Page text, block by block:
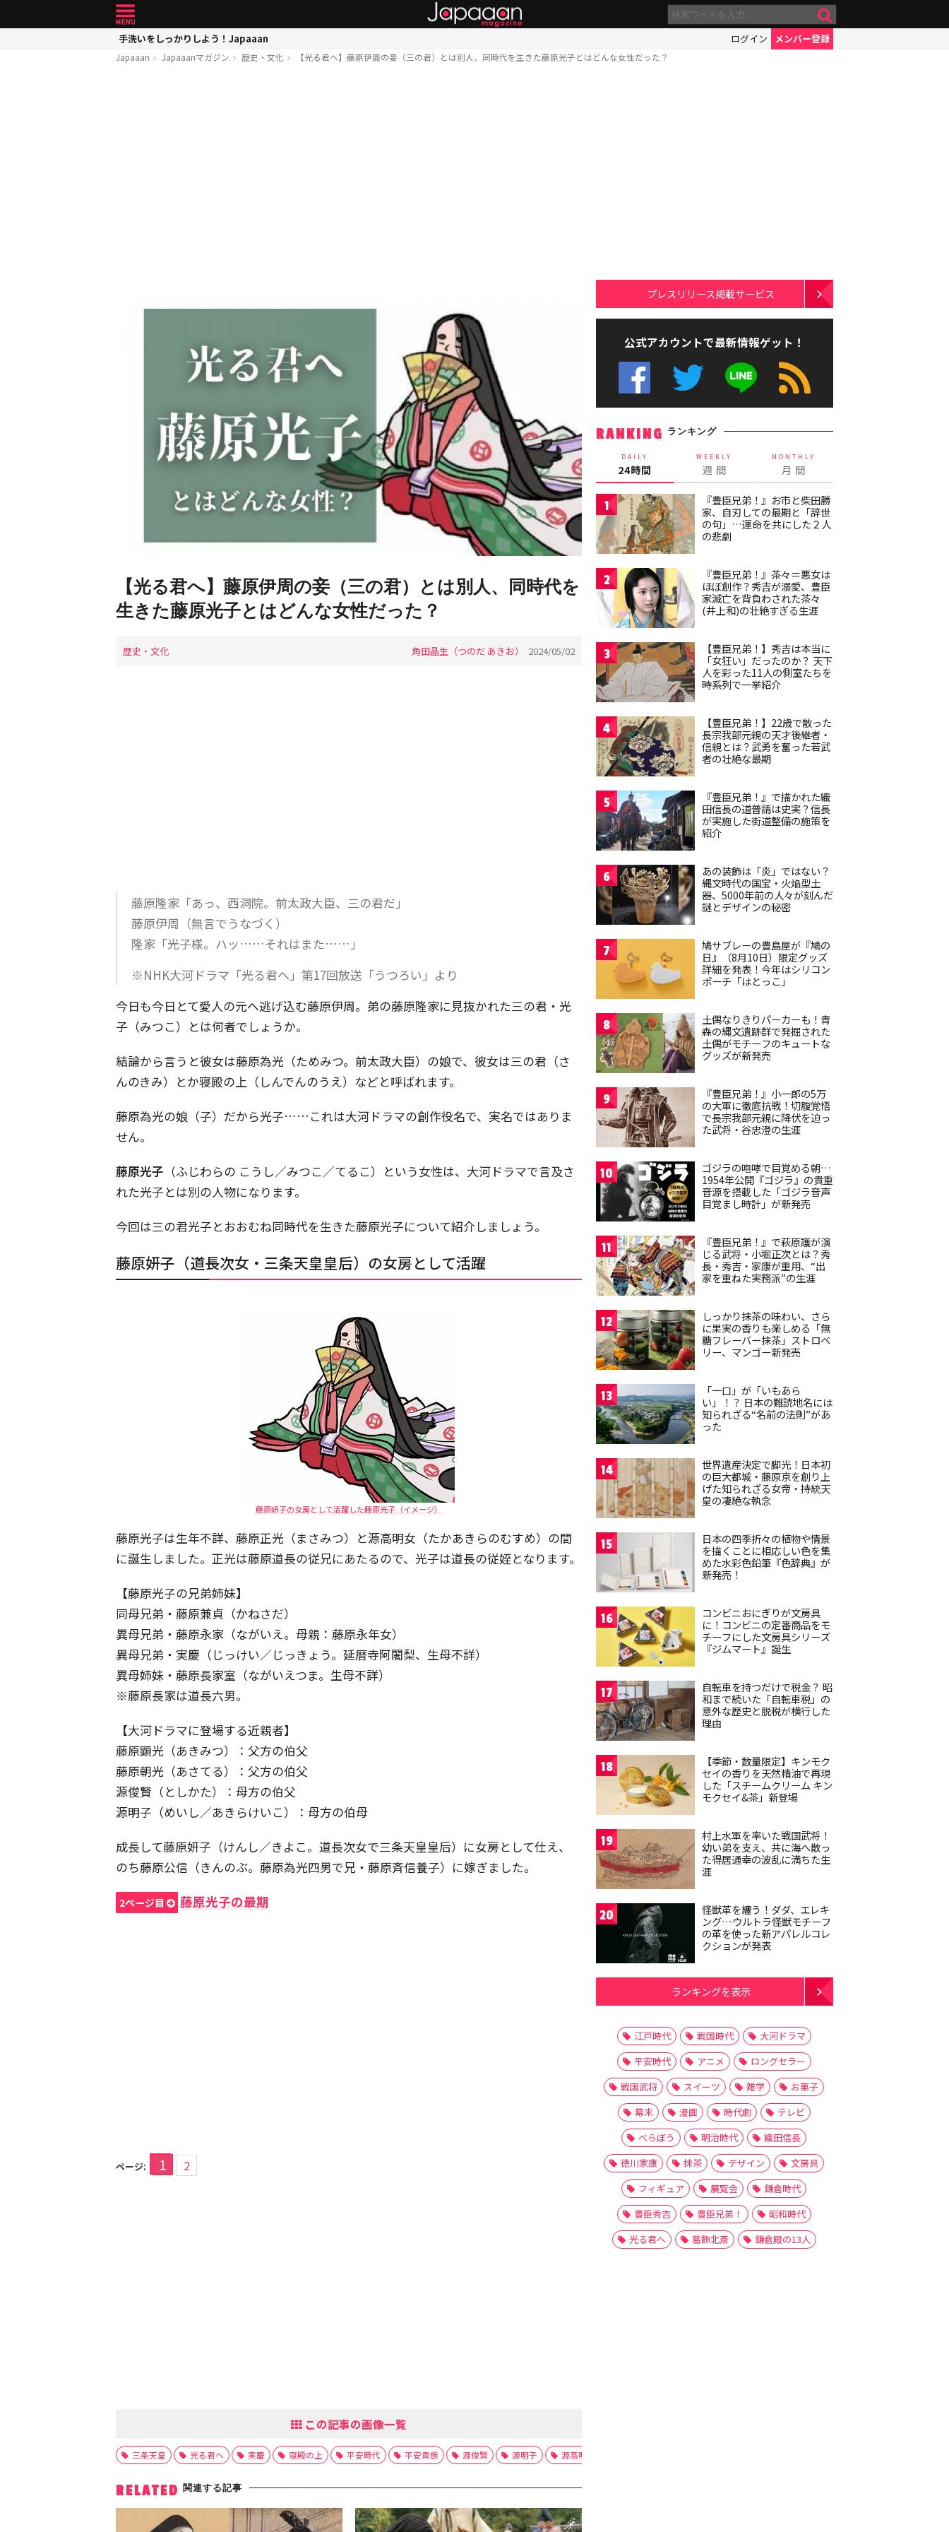
手洗いをしっかりしよう！Japaaan ログイン メンバー登録
Japaaan Japaaanマガジン 歴史・文化 【光る君へ】藤原伊周の妾（三の君）とは別人、同時代を生きた藤原光子とはどんな女性だった？
【光る君へ】藤原伊周の妾（三の君）とは別人、同時代を
生きた藤原光子とはどんな女性だった？
歴史・文化 角田晶生（つのだ あきお） 2024/05/02
藤原隆家「あっ、西洞院。前太政大臣、三の君だ」
藤原伊周（無言でうなづく）
隆家「光子様。ハッ……それはまた……」
※NHK大河ドラマ「光る君へ」第17回放送「うつろい」より
今日も今日とて愛人の元へ逃げ込む藤原伊周。弟の藤原隆家に見抜かれた三の君・光
子（みつこ）とは何者でしょうか。
結論から言うと彼女は藤原為光（ためみつ。前太政大臣）の娘で、彼女は三の君（さ
んのきみ）とか寝殿の上（しんでんのうえ）などと呼ばれます。
藤原為光の娘（子）だから光子……これは大河ドラマの創作役名で、実名ではありま
せん。
藤原光子 （ふじわらの こうし／みつこ／てるこ）という女性は、大河ドラマで言及さ
れた光子とは別の人物になります。
今回は三の君光子とおおむね同時代を生きた藤原光子について紹介しましょう。
藤原妍子（道長次女・三条天皇皇后）の女房として活躍
藤原妍子の女房として活躍した藤原光子（イメージ）
藤原光子は生年不詳、藤原正光（まさみつ）と源高明女（たかあきらのむすめ）の間
に誕生しました。正光は藤原道長の従兄にあたるので、光子は道長の従姪となります。
【藤原光子の兄弟姉妹】
同母兄弟・藤原兼貞（かねさだ）
異母兄弟・藤原永家（ながいえ。母親：藤原永年女）
異母兄弟・実慶（じっけい／じっきょう。延暦寺阿闍梨、生母不詳）
異母姉妹・藤原長家室（ながいえつま。生母不詳）
※藤原長家は道長六男。
【大河ドラマに登場する近親者】
藤原顕光（あきみつ）：父方の伯父
藤原朝光（あさてる）：父方の伯父
源俊賢（としかた）：母方の伯父
源明子（めいし／あきらけいこ）：母方の伯母
成長して藤原妍子（けんし／きよこ。道長次女で三条天皇皇后）に女房として仕え、
のち藤原公信（きんのぶ。藤原為光四男で兄・藤原斉信養子）に嫁ぎました。
2ページ目 藤原光子の最期
ページ: 1 2
この記事の画像一覧
三条天皇 光る君へ 実慶 寝殿の上 平安時代 平安貴族 源俊賢 源明子 源高明女
RELATED 関連する記事
プレスリリース掲載サービス
公式アカウントで最新情報ゲット！
RANKING ランキング
DAILY
24時間
WEEKLY
週 間
MONTHLY
月 間
1
『豊臣兄弟！』お市と柴田勝
家、自刃しての最期と「辞世
の句」…運命を共にした２人
の悲劇
2
『豊臣兄弟！』茶々＝悪女は
ほぼ創作？秀吉が溺愛、豊臣
家滅亡を背負わされた茶々
(井上和)の壮絶すぎる生涯
3
【豊臣兄弟！】秀吉は本当に
「女狂い」だったのか？ 天下
人を彩った11人の側室たちを
時系列で一挙紹介
4
【豊臣兄弟！】22歳で散った
長宗我部元親の天才後継者・
信親とは？武勇を奮った若武
者の壮絶な最期
5
『豊臣兄弟！』で描かれた織
田信長の道普請は史実？信長
が実施した街道整備の施策を
紹介
6
あの装飾は「炎」ではない？
縄文時代の国宝・火焔型土
器、5000年前の人々が刻んだ
謎とデザインの秘密
7
鳩サブレーの豊島屋が『鳩の
日』（8月10日）限定グッズ
詳細を発表！今年はシリコン
ポーチ「はとっこ」
8
土偶なりきりパーカーも！青
森の縄文遺跡群で発掘された
土偶がモチーフのキュートな
グッズが新発売
9
『豊臣兄弟！』小一郎の5万
の大軍に徹底抗戦！切腹覚悟
で長宗我部元親に降伏を迫っ
た武将・谷忠澄の生涯
10
ゴジラの咆哮で目覚める朝…
1954年公開『ゴジラ』の貴重
音源を搭載した「ゴジラ音声
目覚まし時計」が新発売
11
『豊臣兄弟！』で萩原護が演
じる武将・小堀正次とは？秀
長・秀吉・家康が重用、“出
家を重ねた実務派”の生涯
12
しっかり抹茶の味わい、さら
に果実の香りも楽しめる「無
糖フレーバー抹茶」ストロベ
リー、マンゴー新発売
13
「一口」が「いもあら
い」！？ 日本の難読地名には
知られざる“名前の法則”があ
った
14
世界遺産決定で脚光！日本初
の巨大都城・藤原京を創り上
げた知られざる女帝・持統天
皇の凄絶な執念
15
日本の四季折々の植物や情景
を描くことに相応しい色を集
めた水彩色鉛筆『色辞典』が
新発売！
16
コンビニおにぎりが文房具
に！コンビニの定番商品をモ
チーフにした文房具シリーズ
『ジムマート』誕生
17
自転車を持つだけで税金？ 昭
和まで続いた「自転車税」の
意外な歴史と脱税が横行した
理由
18
【季節・数量限定】キンモク
セイの香りを天然精油で再現
した「スチームクリーム キン
モクセイ&茶」新登場
19
村上水軍を率いた戦国武将！
幼い弟を支え、共に海へ散っ
た得居通幸の波乱に満ちた生
涯
20
怪獣革を纏う！ダダ、エレキ
ング…ウルトラ怪獣モチーフ
の革を使った新アパレルコレ
クションが発表
ランキングを表示
江戸時代 戦国時代
大河ドラマ
平安時代
アニメ
ロングセラー
戦国武将
スイーツ 雑学
お菓子
幕末
漫画 時代劇
テレビ
べらぼう
明治時代
織田信長
徳川家康
抹茶 デザイン
文房具
フィギュア
展覧会
鎌倉時代
豊臣秀吉
豊臣兄弟！
昭和時代
光る君へ
葛飾北斎 鎌倉殿の13人